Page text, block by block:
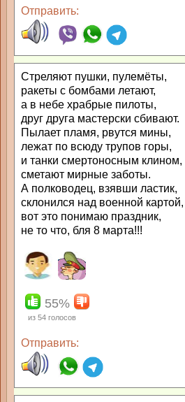
Отправить:
Стреляют пушки, пулемёты,
ракеты с бомбами летают,
а в небе храбрые пилоты,
друг друга мастерски сбивают.
Пылает пламя, рвутся мины,
лежат по всюду трупов горы,
и танки смертоносным клином,
сметают мирные заботы.
А полководец, взявши ластик,
склонился над военной картой,
вот это понимаю праздник,
не то что, бля 8 марта!!!
55%
из 54 голосов
Отправить: